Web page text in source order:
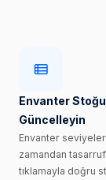
Envanter
Güncelleyin
Envanter
zamandan
tıklamayla doğru